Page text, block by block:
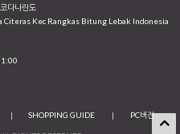
다나린도
Citeras Kec Rangkas Bitung Lebak Indonesia
| SHOPPING GUIDE | PC버전